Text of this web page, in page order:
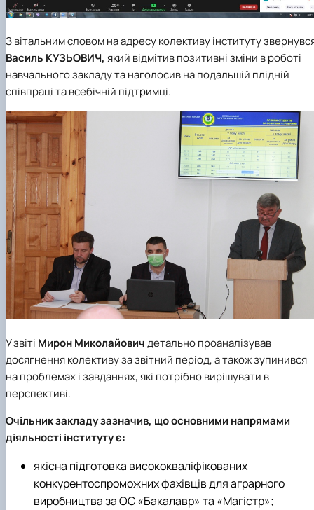
З вітальним словом на адресу колективу інституту
Василь КУЗЬОВИЧ, який відмітив позитивні зміни в роботі
навчального закладу та наголосив на подальшій плідній
співпраці та всебічній підтримці.
У звіті Мирон Миколайовичдетально проаналізував
досягнення колективу за звітний період, а також зупинився
на проблемах і завданнях, які потрібно вирішувати в
перспективі.
Очільник закладу зазначив, що основними напрямами
діяльності інституту є:
якісна підготовка висококваліфікованих
конкурентоспроможних фахівців для аграрного
виробництва за ОС «Бакалавр» та «Магістр»;